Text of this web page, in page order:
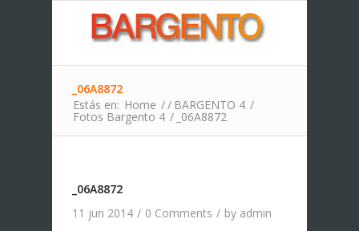
_06A8872
Estás en: Home // BARGENTO 4 /
Fotos Bargento 4 / _06A8872
_06A8872
11 jun 2014 / 0 Comments / by admin